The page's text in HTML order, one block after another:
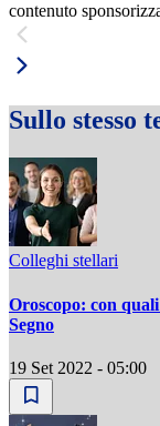
contenuto
Sullo stesso
Colleghi stellari
Oroscopo: con
Segno
19 Set 2022 - 05:00